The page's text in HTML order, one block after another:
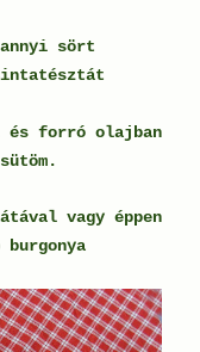
sört
és forró olajban
vagy éppen